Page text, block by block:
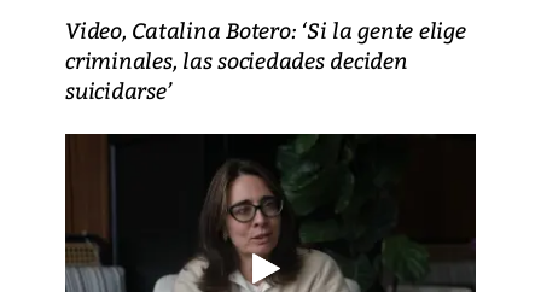
Video, Catalina Botero: ‘Si la gente elige
criminales, las sociedades deciden
suicidarse’